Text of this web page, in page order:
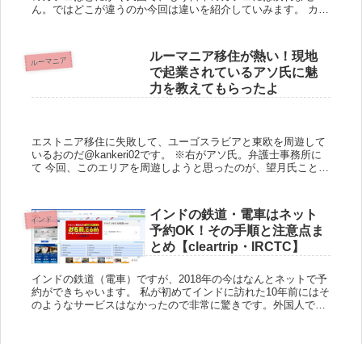
ん。ではどこが違うのか今回は違いを紹介していみます。 カフ
ルーマニア
ルーマニア移住が熱い！現地
で起業されているアソ氏に魅
力を教えてもらったよ
エストニア移住に失敗して、ユーゴスラビアと東欧を周遊して
いるおのだ@kankeri02です。 ※右がアソ氏。弁護士事務所に
て 今回、このエリアを周遊しようと思ったのが、望月氏ことア
インド
インドの鉄道・電車はネット
予約OK！その手順と注意点ま
とめ【cleartrip・IRCTC】
インドの鉄道（電車）ですが、2018年の今はなんとネットで予
約ができちゃいます。 私が初めてインドに訪れた10年前にはそ
のようなサービスはなかったので非常に驚きです。外国人でも